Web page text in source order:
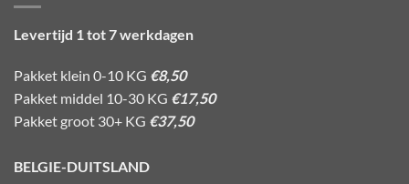
Levertijd 1 tot 7 werkdagen
Pakket klein 0-10 KG €8,50
Pakket middel 10-30 KG €17,50
Pakket groot 30+ KG €37,50
BELGIE-DUITSLAND